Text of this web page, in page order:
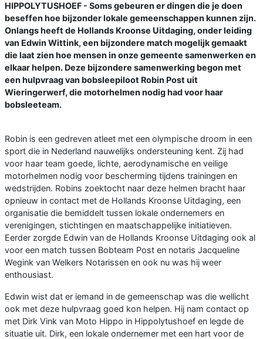
HIPPOLYTUSHOEF - Soms gebeuren er dingen die je doen
beseffen hoe bijzonder lokale gemeenschappen kunnen zijn.
Onlangs heeft de Hollands Kroonse Uitdaging, onder leiding
van Edwin Wittink, een bijzondere match mogelijk gemaakt
die laat zien hoe mensen in onze gemeente samenwerken en
elkaar helpen. Deze bijzondere samenwerking begon met
een hulpvraag van bobsleepiloot Robin Post uit
Wieringerwerf, die motorhelmen nodig had voor haar
bobsleeteam.
Robin is een gedreven atleet met een olympische droom in een
sport die in Nederland nauwelijks ondersteuning kent. Zij had
voor haar team goede, lichte, aerodynamische en veilige
motorhelmen nodig voor bescherming tijdens trainingen en
wedstrijden. Robins zoektocht naar deze helmen bracht haar
opnieuw in contact met de Hollands Kroonse Uitdaging, een
organisatie die bemiddelt tussen lokale ondernemers en
verenigingen, stichtingen en maatschappelijke initiatieven.
Eerder zorgde Edwin van de Hollands Kroonse Uitdaging ook al
voor een match tussen Bobteam Post en notaris Jacqueline
Wegink van Welkers Notarissen en ook nu was hij weer
enthousiast.
Edwin wist dat er iemand in de gemeenschap was die wellicht
ook met deze hulpvraag goed kon helpen. Hij nam contact op
met Dirk Vink van Moto Hippo in Hippolytushoef en legde de
situatie uit. Dirk, een lokale ondernemer met een hart voor de